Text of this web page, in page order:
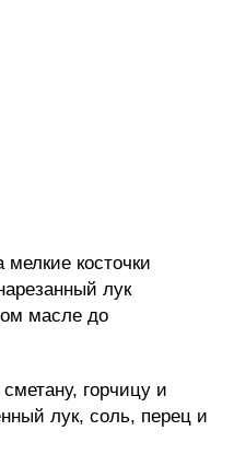
косточки
лук
масле до
горчицу и
лук, соль, перец и